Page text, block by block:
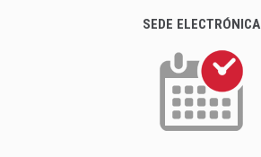
SEDE ELECTRÓNICA